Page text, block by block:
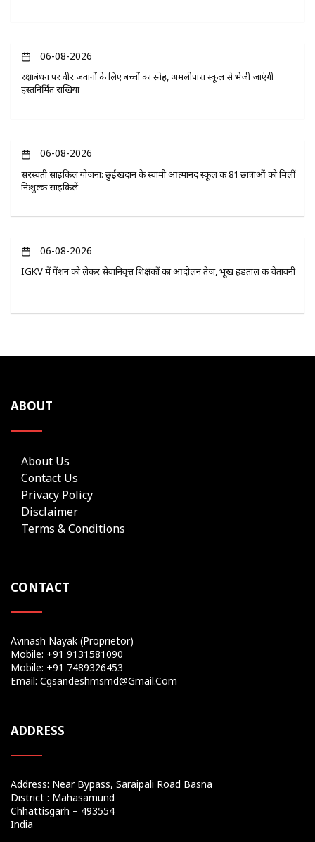
06-08-2026
रक्षाबंधन पर वीर जवानों के लिए बच्चों का स्नेह, अमलीपारा स्कूल से भेजी जाएंगी
हस्तनिर्मित राखियां
06-08-2026
सरस्वती साइकिल योजना: छुईखदान के स्वामी आत्मानंद स्कूल की 81 छात्राओं को मिलीं
निःशुल्क साइकिलें
06-08-2026
IGKV में पेंशन को लेकर सेवानिवृत्त शिक्षकों का आंदोलन तेज, भूख हड़ताल की चेतावनी
ABOUT
About Us
Contact Us
Privacy Policy
Disclaimer
Terms & Conditions
CONTACT
Avinash Nayak (Proprietor)
Mobile: +91 9131581090
Mobile: +91 7489326453
Email: Cgsandeshmsmd@gmail.com
ADDRESS
Address: Near Bypass, Saraipali Road Basna
District : Mahasamund
Chhattisgarh – 493554
India